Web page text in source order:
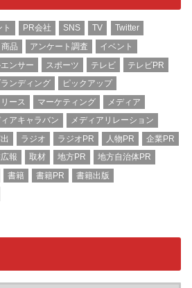
PR会社 SNS TV
Twitter
品 アンケート調査
イベント
ンサー スポーツ テレビ
テレビPR
ンディング
ピックアップ
ース マーケティング
メディア
アキャラバン
メディアリレーション
ラジオ ラジオPR 人物PR
企業PR
報 取材 地方PR
地方自治体PR
書籍 書籍PR
書籍出版